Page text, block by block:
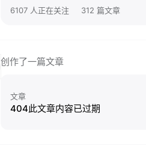
(nkwangshuyi)。
6107 人正在关注 312 篇文章
创作了一篇文章
文章
404此文章内容已过期